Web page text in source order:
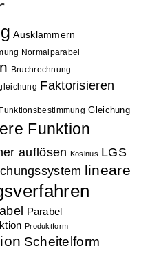
Ausklammern
Normalparabel
Bruchrechnung
Faktorisieren
Funktionsbestimmung Gleichung
Funktion
auflösen Kosinus LGS
lineare
Parabel
Produktform
Scheitelform